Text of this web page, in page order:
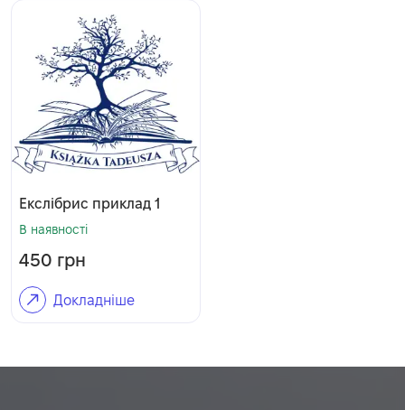
Екслібрис приклад 1
В наявності
450 грн
Докладніше